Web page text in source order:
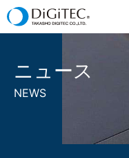
ニュース
NEWS